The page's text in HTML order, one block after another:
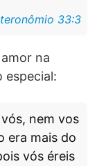
33:3
na
especial:
nem vos
era mais do
vós éreis